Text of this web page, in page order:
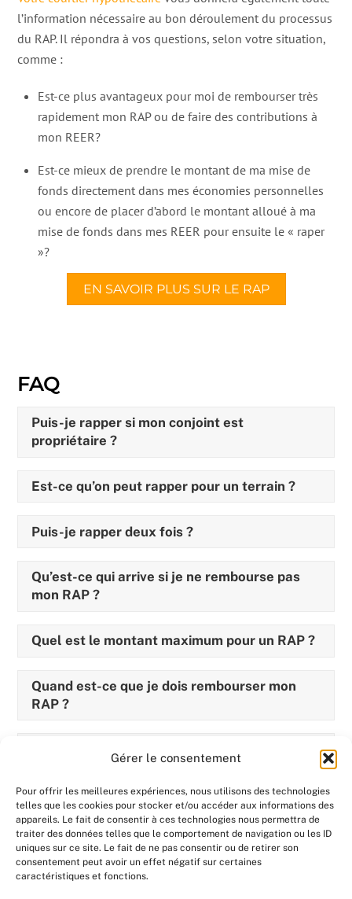
Gérer le consentement
Pour offrir les meilleures expériences, nous utilisons des technologies
telles que les cookies pour stocker et/ou accéder aux informations des
appareils. Le fait de consentir à ces technologies nous permettra de
traiter des données telles que le comportement de navigation ou les ID
uniques sur ce site. Le fait de ne pas consentir ou de retirer son
consentement peut avoir un effet négatif sur certaines
caractéristiques et fonctions.
l’information nécessaire au bon déroulement du processus
du RAP. Il répondra à vos questions, selon votre situation,
comme :
Est-ce plus avantageux pour moi de rembourser très
rapidement mon RAP ou de faire des contributions à
mon REER?
Est-ce mieux de prendre le montant de ma mise de
fonds directement dans mes économies personnelles
ou encore de placer d’abord le montant alloué à ma
mise de fonds dans mes REER pour ensuite le « raper
»?
EN SAVOIR PLUS SUR LE RAP
FAQ
Puis-je rapper si mon conjoint est
propriétaire ?
Est-ce qu’on peut rapper pour un terrain ?
Puis-je rapper deux fois ?
Qu’est-ce qui arrive si je ne rembourse pas
mon RAP ?
Quel est le montant maximum pour un RAP ?
Quand est-ce que je dois rembourser mon
RAP ?
Comment savoir si j’ai fini de rembourser mon
Comment calculer le RAP ?
Est-ce que je peux acheter autre chose avec
mon RAP ?